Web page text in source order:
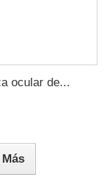
ocular de...
Más